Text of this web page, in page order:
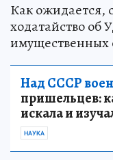
Как ожидается,
ходатайство об
Над СССР
пришельцев:
искала и
НАУКА